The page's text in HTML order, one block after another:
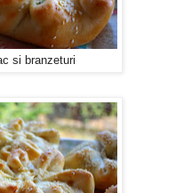
si branzeturi